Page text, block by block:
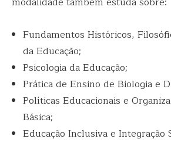
Fundamentos Históricos,
da Educação;
Psicologia da Educação;
Prática de Ensino de Biologia e
Políticas Educacionais e
Básica;
Educação Inclusiva e Integração